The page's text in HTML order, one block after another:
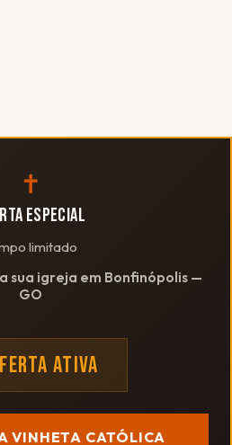
✝
ESPECIAL
limitado
sua igreja em Bonfinópolis —
GO
ATIVA
VINHETA CATÓLICA